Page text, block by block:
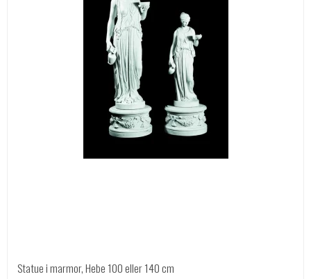
Statue i marmor, Hebe 100 eller 140 cm